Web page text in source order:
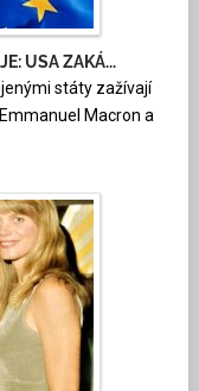
USA ZAKÁ...
státy zažívají
Macron a